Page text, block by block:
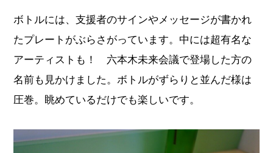
ボトルには、支援者のサインやメッセージが書かれ
たプレートがぶらさがっています。中には超有名な
アーティストも！ 六本木未来会議で登場した方の
名前も見かけました。ボトルがずらりと並んだ様は
圧巻。眺めているだけでも楽しいです。